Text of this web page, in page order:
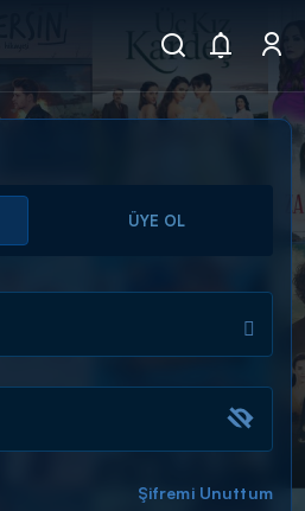
ÜYE OL
Şifremi Unuttum